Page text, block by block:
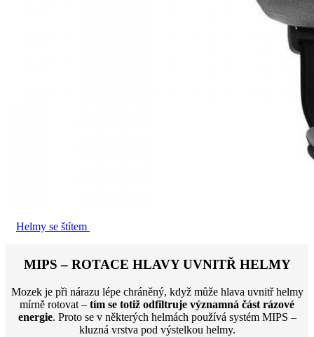
Helmy se štítem
MIPS – ROTACE HLAVY UVNITŘ HELMY
Mozek je při nárazu lépe chráněný, když může hlava uvnitř helmy
mírně rotovat – tím se totiž odfiltruje významná část rázové
energie. Proto se v některých helmách používá systém MIPS –
kluzná vrstva pod výstelkou helmy.